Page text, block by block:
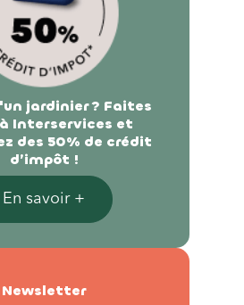
jardinier ? Faites
Interservices et
des 50% de crédit
d’impôt !
En savoir +
Newsletter